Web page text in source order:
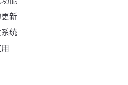
新
统